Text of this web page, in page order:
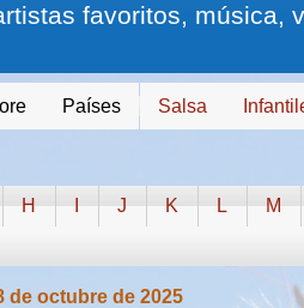
favoritos, música,
Países Salsa
H J K L M
de octubre de 2025